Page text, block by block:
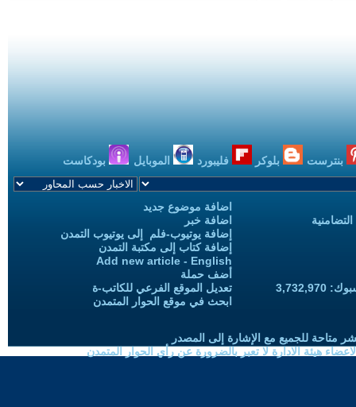
بنترست بلوكر فليبورد الموبايل بودكاست
اضافة موضوع جديد
اضافة خبر
إضافة يوتيوب-فلم إلى يوتيوب التمدن
إضافة كتاب إلى مكتبة التمدن
Add new article - English
أضف حملة
تعديل الموقع الفرعي للكاتب-ة
ابحث في موقع الحوار المتمدن
متاحة للجميع مع الإشارة إلى المصدر
هيئة الادارة لا تعبر بالضرورة عن رأي الحوار المتمدن